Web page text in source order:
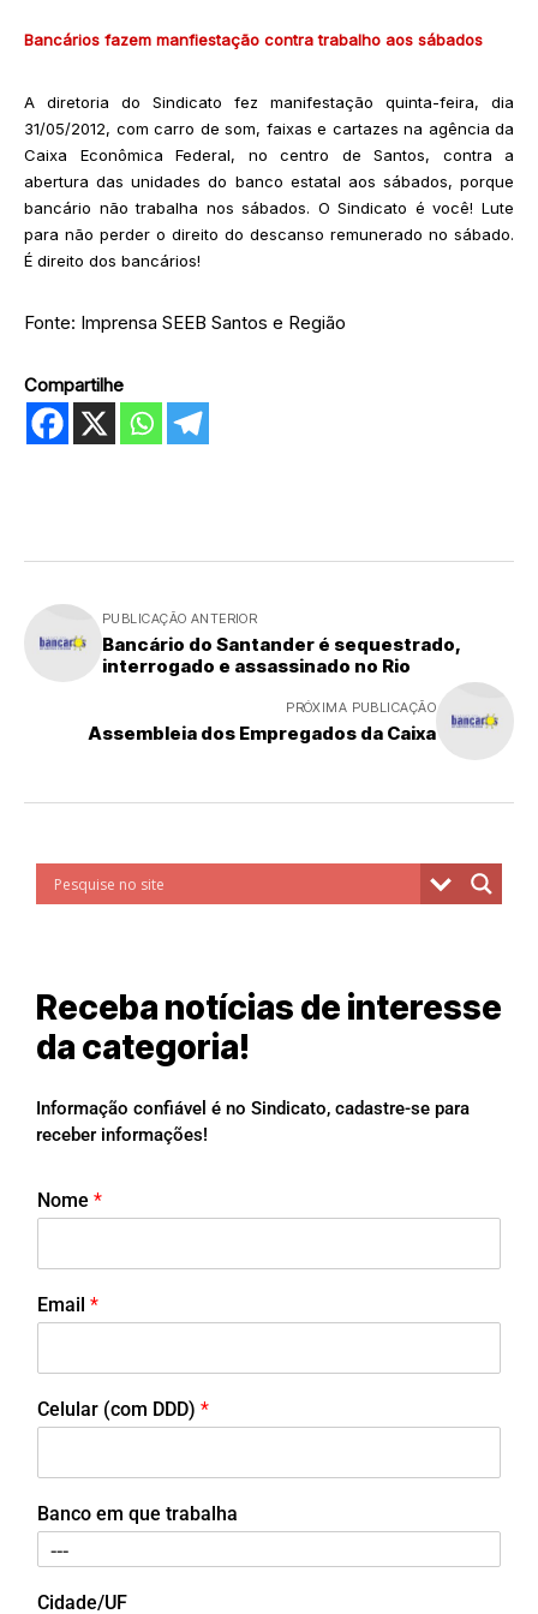
Bancários fazem manfiestação contra trabalho aos sábados
A diretoria do Sindicato fez manifestação quinta-feira, dia
31/05/2012, com carro de som, faixas e cartazes na agência da
Caixa Econômica Federal, no centro de Santos, contra a
abertura das unidades do banco estatal aos sábados, porque
bancário não trabalha nos sábados. O Sindicato é você! Lute
para não perder o direito do descanso remunerado no sábado.
É direito dos bancários!
Fonte: Imprensa SEEB Santos e Região
Compartilhe
PUBLICAÇÃO ANTERIOR
Bancário do Santander é sequestrado,
interrogado e assassinado no Rio
PRÓXIMA PUBLICAÇÃO
Assembleia dos Empregados da Caixa
Receba notícias de interesse
da categoria!
Informação confiável é no Sindicato, cadastre-se para
receber informações!
Nome *
Email *
Celular (com DDD) *
Banco em que trabalha
Cidade/UF